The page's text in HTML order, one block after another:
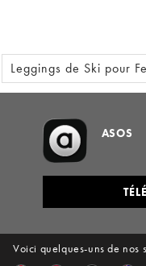
Leggings de Ski pour
Voici quelques-uns de nos
ASOS